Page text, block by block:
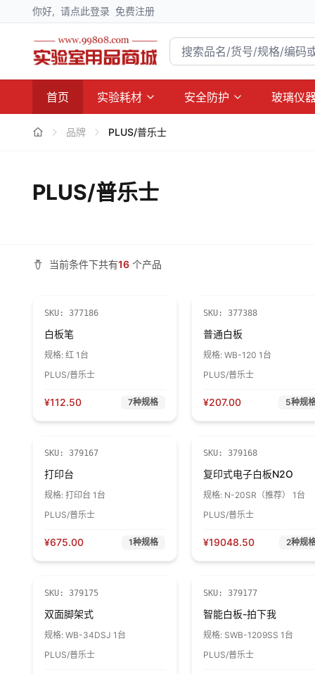
你好, 请点此登录 免费注册
首页 实验耗材 安全防护 玻璃仪
品牌 PLUS/普乐士
PLUS/普乐士
当前条件下共有16 个产品
SKU: 377186
白板笔
规格: 红 1台
PLUS/普乐士
¥112.50 7种规格
SKU: 377388
普通白板
规格: WB-120 1台
PLUS/普乐士
¥207.00 5种规
SKU: 379167
打印台
规格: 打印台 1台
PLUS/普乐士
¥675.00 1种规格
SKU: 379168
复印式电子白板N2O
规格: N-20SR（推荐） 1台
PLUS/普乐士
¥19048.50 2种规
SKU: 379175
双面脚架式
规格: WB-34DSJ 1台
PLUS/普乐士
SKU: 379177
智能白板-拍下我
规格: SWB-1209SS 1台
PLUS/普乐士